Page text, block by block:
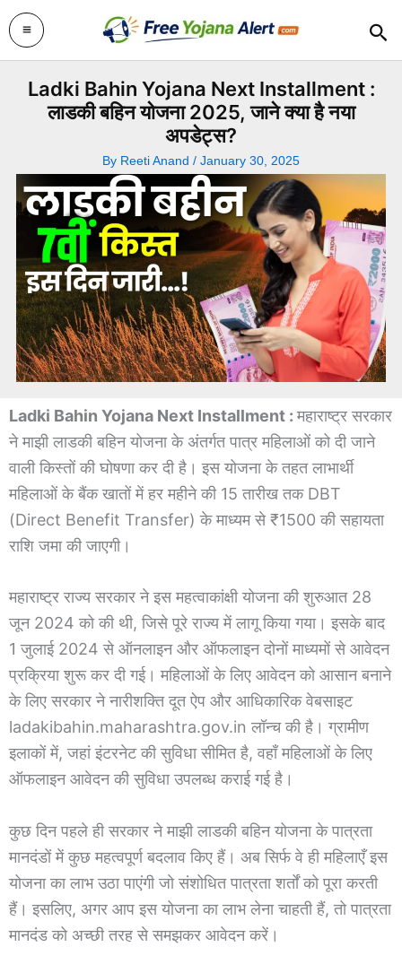
Skip
to
content
Ladki Bahin Yojana Next Installment :
लाडकी बहिन योजना 2025, जाने क्या है नया
अपडेट्स?
By Reeti Anand / January 30, 2025
Ladki Bahin Yojana Next Installment :महाराष्ट्र सरकार
ने माझी लाडकी बहिन योजना के अंतर्गत पात्र महिलाओं को दी जाने
वाली किस्तों की घोषणा कर दी है। इस योजना के तहत लाभार्थी
महिलाओं के बैंक खातों में हर महीने की 15 तारीख तक DBT
(Direct Benefit Transfer) के माध्यम से ₹1500 की सहायता
राशि जमा की जाएगी।
महाराष्ट्र राज्य सरकार ने इस महत्वाकांक्षी योजना की शुरुआत 28
जून 2024 को की थी, जिसे पूरे राज्य में लागू किया गया। इसके बाद
1 जुलाई 2024 से ऑनलाइन और ऑफलाइन दोनों माध्यमों से आवेदन
प्रक्रिया शुरू कर दी गई। महिलाओं के लिए आवेदन को आसान बनाने
के लिए सरकार ने नारीशक्ति दूत ऐप और आधिकारिक वेबसाइट
ladakibahin.maharashtra.gov.in लॉन्च की है। ग्रामीण
इलाकों में, जहां इंटरनेट की सुविधा सीमित है, वहाँ महिलाओं के लिए
ऑफलाइन आवेदन की सुविधा उपलब्ध कराई गई है।
कुछ दिन पहले ही सरकार ने माझी लाडकी बहिन योजना के पात्रता
मानदंडों में कुछ महत्वपूर्ण बदलाव किए हैं। अब सिर्फ वे ही महिलाएँ इस
योजना का लाभ उठा पाएंगी जो संशोधित पात्रता शर्तों को पूरा करती
हैं। इसलिए, अगर आप इस योजना का लाभ लेना चाहती हैं, तो पात्रता
मानदंड को अच्छी तरह से समझकर आवेदन करें।